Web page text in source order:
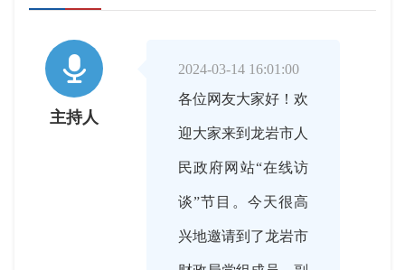

主持人
2024-03-14 16:01:00
各位网友大家好！欢
迎大家来到龙岩市人
民政府网站“在线访
谈”节目。今天很高
兴地邀请到了龙岩市